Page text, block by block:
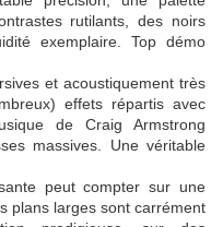
rutilants, des noirs
exemplaire. Top démo
et acoustiquement très
effets répartis avec
de Craig Armstrong
massives. Une véritable
peut compter sur une
plans larges sont carrément